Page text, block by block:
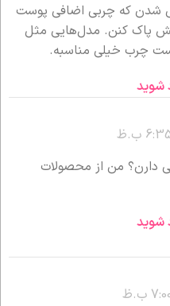
شدن که چربی اضافی پوست
پاک کنن. مدل‌هایی مثل
شوید
دارن؟ من از محصولات
شوید